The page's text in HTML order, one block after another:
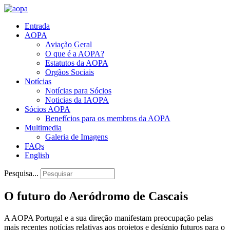
Entrada
AOPA
Aviação Geral
O que é a AOPA?
Estatutos da AOPA
Orgãos Sociais
Notícias
Notícias para Sócios
Noticias da IAOPA
Sócios AOPA
Benefícios para os membros da AOPA
Multimedia
Galeria de Imagens
FAQs
English
Pesquisa...
O futuro do Aeródromo de Cascais
A AOPA Portugal e a sua direção manifestam preocupação pelas
mais recentes notícias relativas aos projetos e desígnio futuros para o